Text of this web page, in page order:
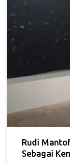
Rudi
Sebagai